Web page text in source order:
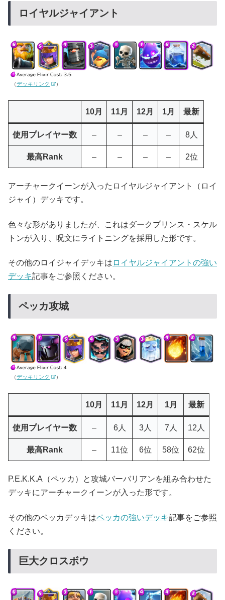
ロイヤルジャイアント
（デッキリンク ）
10月 11月 12月 1月 最新
使用プレイヤー数 – – – – 8人
最高Rank – – – – 2位
アーチャークイーンが入ったロイヤルジャイアント（ロイ
ジャイ）デッキです。
色々な形がありましたが、これはダークプリンス・スケル
トンが入り、呪文にライトニングを採用した形です。
その他のロイジャイデッキは ロイヤルジャイアントの強い
デッキ記事をご参照ください。
ペッカ攻城
（デッキリンク ）
10月 11月 12月 1月 最新
使用プレイヤー数 – 6人 3人 7人 12人
最高Rank – 11位 6位 58位 62位
P.E.K.K.A（ペッカ）と攻城バーバリアンを組み合わせた
デッキにアーチャークイーンが入った形です。
その他のペッカデッキはペッカの強いデッキ記事をご参照
ください。
巨大クロスボウ